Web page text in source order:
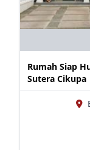
Rumah Siap
Sutera Cikupa